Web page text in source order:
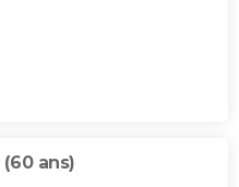
(60 ans)